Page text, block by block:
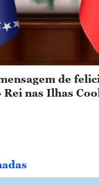
de
nas Ilhas